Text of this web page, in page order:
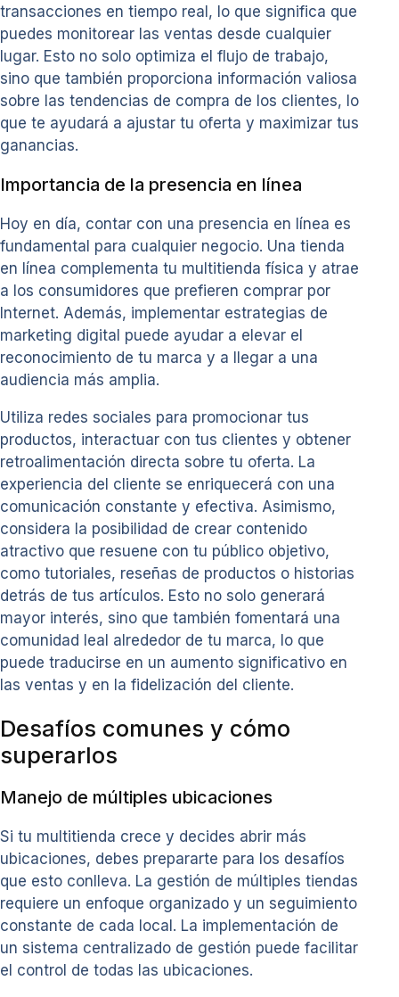
transacciones en tiempo real, lo que significa que
puedes monitorear las ventas desde cualquier
lugar. Esto no solo optimiza el flujo de trabajo,
sino que también proporciona información valiosa
sobre las tendencias de compra de los clientes, lo
que te ayudará a ajustar tu oferta y maximizar tus
ganancias.
Importancia de la presencia en línea
Hoy en día, contar con una presencia en línea es
fundamental para cualquier negocio. Una tienda
en línea complementa tu multitienda física y atrae
a los consumidores que prefieren comprar por
Internet. Además, implementar estrategias de
marketing digital puede ayudar a elevar el
reconocimiento de tu marca y a llegar a una
audiencia más amplia.
Utiliza redes sociales para promocionar tus
productos, interactuar con tus clientes y obtener
retroalimentación directa sobre tu oferta. La
experiencia del cliente se enriquecerá con una
comunicación constante y efectiva. Asimismo,
considera la posibilidad de crear contenido
atractivo que resuene con tu público objetivo,
como tutoriales, reseñas de productos o historias
detrás de tus artículos. Esto no solo generará
mayor interés, sino que también fomentará una
comunidad leal alrededor de tu marca, lo que
puede traducirse en un aumento significativo en
las ventas y en la fidelización del cliente.
Desafíos comunes y cómo
superarlos
Manejo de múltiples ubicaciones
Si tu multitienda crece y decides abrir más
ubicaciones, debes prepararte para los desafíos
que esto conlleva. La gestión de múltiples tiendas
requiere un enfoque organizado y un seguimiento
constante de cada local. La implementación de
un sistema centralizado de gestión puede facilitar
el control de todas las ubicaciones.